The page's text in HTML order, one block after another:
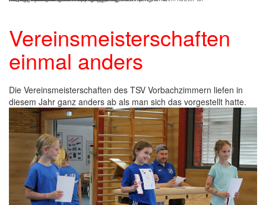
Vereinsmeisterschaften
einmal anders
Die Vereinsmeisterschaften des TSV Vorbachzimmern liefen in
diesem Jahr ganz anders ab als man sich das vorgestellt hatte.